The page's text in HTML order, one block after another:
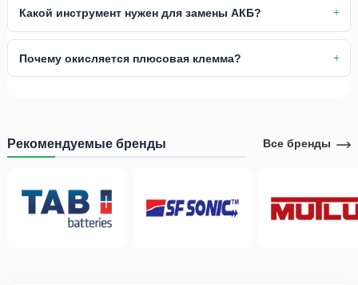
Какой инструмент нужен для замены АКБ?
Почему окисляется плюсовая клемма?
Рекомендуемые бренды Все бренды